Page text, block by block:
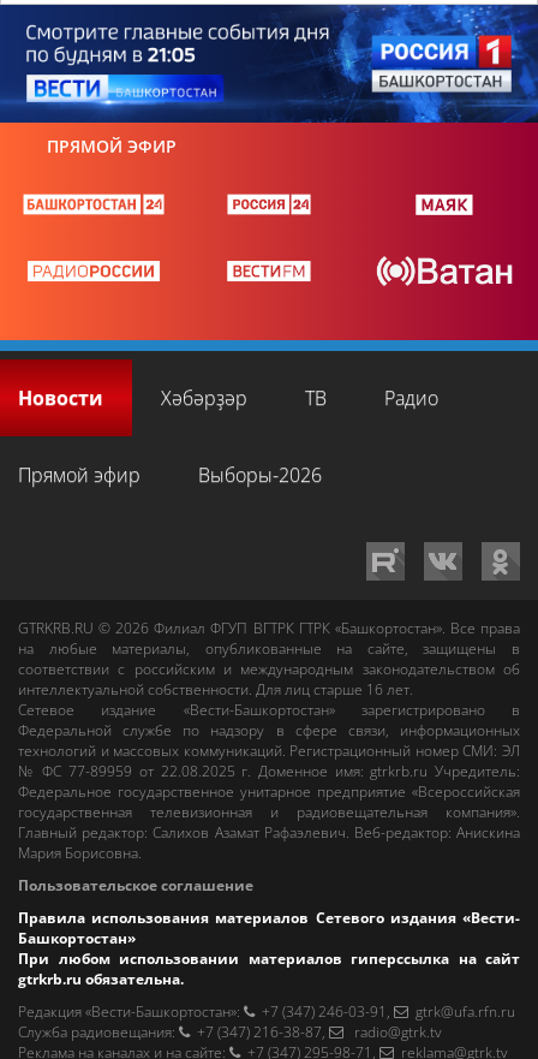
ПРЯМОЙ ЭФИР
Новости Хәбәрҙәр ТВ Радио
Прямой эфир Выборы-2026
GTRKRB.RU © 2026Филиал ФГУП ВГТРК ГТРК «Башкортостан». Все права
на любые материалы, опубликованные на сайте, защищены в
соответствии с российским и международным законодательством об
интеллектуальной собственности. Для лиц старше 16 лет.
Сетевое издание «Вести-Башкортостан»зарегистрировано в
Федеральной службе по надзору в сфере связи, информационных
технологий и массовых коммуникаций. Регистрационный номер СМИ: ЭЛ
№ ФС 77-89959 от 22.08.2025 г. Доменное имя:gtrkrb.ru Учредитель:
Федеральное государственное унитарное предприятие «Всероссийская
государственная телевизионная и радиовещательная компания».
Главный редактор:Салихов Азамат Рафаэлевич. Веб-редактор:Анискина
Мария Борисовна.
Пользовательское соглашение
Правила использования материалов Сетевого издания «Вести-
Башкортостан»
При любом использовании материалов гиперссылка на сайт
gtrkrb.ru обязательна.
Редакция «Вести-Башкортостан»: +7 (347) 246-03-91 ,
gtrk@ufa.rfn.ru
Cлужба радиовещания: +7 (347) 216-38-87,
radio@gtrk.tv
Реклама на каналах и на сайте: +7 (347) 295-98-71 , reklama@gtrk.tv